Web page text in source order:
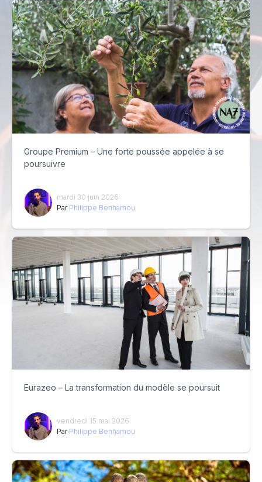
Groupe Premium – Une forte poussée appelée à se
poursuivre
mardi 30 juin 2026
Par Philippe Benhamou
Eurazeo – La transformation du modèle se poursuit
vendredi 15 mai 2026
Par Philippe Benhamou